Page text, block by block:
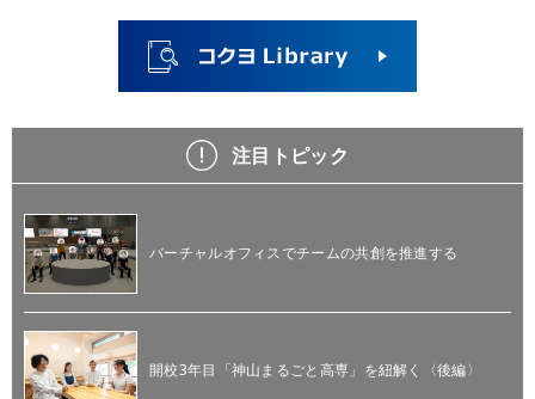
注目トピック
バーチャルオフィスでチームの共創を推進する
開校3年目「神山まるごと高専」を紐解く〈後編〉